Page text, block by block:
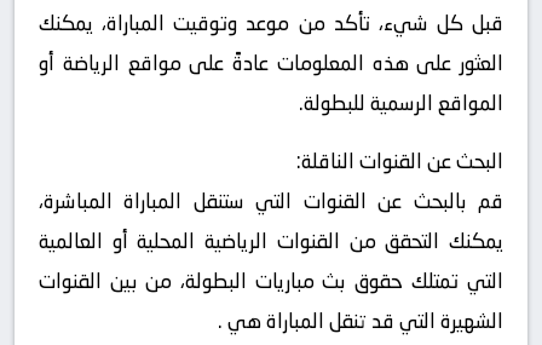
قبل كل شيء، تأكد من موعد وتوقيت المباراة، يمكنك
العثور على هذه المعلومات عادةً على مواقع الرياضة أو
المواقع الرسمية للبطولة.
البحث عن القنوات الناقلة:
قم بالبحث عن القنوات التي ستنقل المباراة المباشرة،
يمكنك التحقق من القنوات الرياضية المحلية أو العالمية
التي تمتلك حقوق بث مباريات البطولة، من بين القنوات
الشهيرة التي قد تنقل المباراة هي .